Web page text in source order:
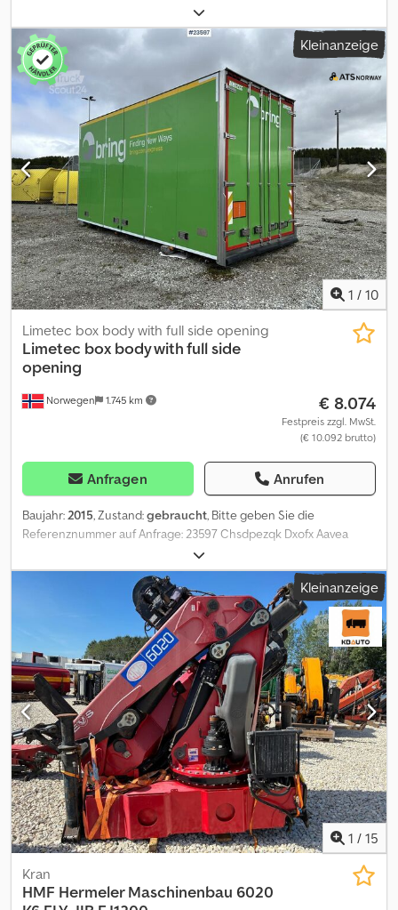
2020 Gewicht: 2352 kg (unter Vorbehalt) Volumen: 8 m³ 2700 Liter
Lieferbereit Chjdezqk D Ejpfx Aavea Eigengewicht: 2352 Model:
2020 Rasco L4500 Kombispreder. = Weitere Informationen = Neu:
Nein Verwendungszweck: Gütertransport Seriennummer:
1015xxxx Wenden Sie sich an ATS Norway, um weitere
Informationen zu erhalten.
Kleinanzeige
1 / 10
Norwegen 1.745 km
Limetec box body with full side opening
Limetec box body with full side
opening
€ 8.074
Festpreis zzgl. MwSt.
(€ 10.092 brutto)
Anfragen Anrufen
Baujahr:2015, Zustand:gebraucht, Bitte geben Sie die
Referenznummer auf Anfrage: 23597 Chsdpezqk Dxofx Aavea
Technische Daten: Baujahr: 2015 Innenlänge: ca. 6,4 m Innenhöhe:
ca. 3,0 m Innenbreite: ca. 2,4 m Für 16 Paletten Sofort verfügbar
Beschreibung: Limetec Kofferaufbau mit kompletter
Seitenöffnung.Der Aufbau befindet sich in gutem Zustand.Sofort
verfügbar. Eigengewicht: 1 Model: skap m/ full sideåpning =
Weitere Informationen = Verwendungszweck: Gütertransport
Wenden Sie sich an ATS Norway, um weitere Informationen zu
erhalten.
Kleinanzeige
1 / 15
Kran
HMF Hermeler Maschinenbau 6020